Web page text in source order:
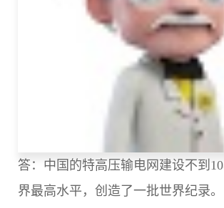
答：中国的特高压输电网建设不到
界最高水平，创造了一批世界纪录